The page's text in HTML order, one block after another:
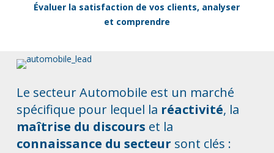
Évaluer la satisfaction de vos clients, analyser
et comprendre
Le secteur Automobile est un marché
spécifique pour lequel la réactivité, la
maîtrise du discours et la
connaissance du secteur sont clés :